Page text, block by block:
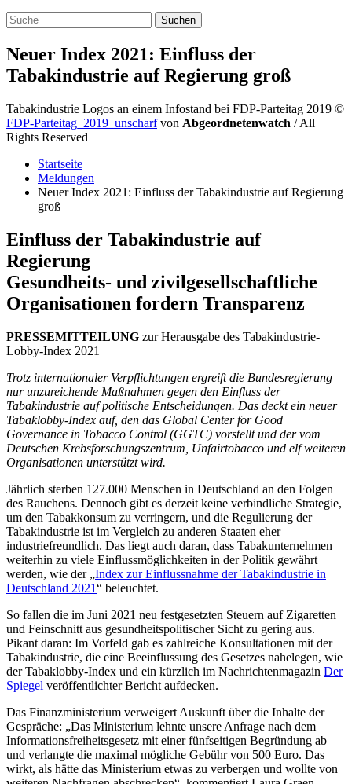
Neuer Index 2021: Einfluss der
Tabakindustrie auf Regierung groß
Tabakindustrie Logos an einem Infostand bei FDP-Parteitag 2019 ©
FDP-Parteitag_2019_unscharfvon Abgeordnetenwatch / All
Rights Reserved
Startseite
Meldungen
Neuer Index 2021: Einfluss der Tabakindustrie auf Regierung
groß
Einfluss der Tabakindustrie auf
Regierung
Gesundheits- und zivilgesellschaftliche
Organisationen fordern Transparenz
PRESSEMITTEILUNG zur Herausgabe des Tabakindustrie-
Lobby-Index 2021
Trotz internationaler Verpflichtungen ergreift die Bundesregierung
nur unzureichende Maßnahmen gegen den Einfluss der
Tabakindustrie auf politische Entscheidungen. Das deckt ein neuer
Tabaklobby-Index auf, den das Global Center for Good
Governance in Tobacco Control (GGTC) vorstellt und der vom
Deutschen Krebsforschungszentrum, Unfairtobacco und elf weiteren
Organisationen unterstützt wird.
Jährlich sterben 127.000 Menschen in Deutschland an den Folgen
des Rauchens. Dennoch gibt es derzeit keine verbindliche Strategie,
um den Tabakkonsum zu verringern, und die Regulierung der
Tabakindustrie ist im Vergleich zu anderen Staaten eher
industriefreundlich. Das liegt auch daran, dass Tabakunternehmen
weiterhin zu viele Einflussmöglichkeiten in der Politik gewährt
werden, wie der „Index zur Einflussnahme der Tabakindustrie in
Deutschland 2021“ beleuchtet.
So fallen die im Juni 2021 neu festgesetzten Steuern auf Zigaretten
und Feinschnitt aus gesundheitspolitischer Sicht zu gering aus.
Pikant daran: Im Vorfeld gab es zahlreiche Konsultationen mit der
Tabakindustrie, die eine Beeinflussung des Gesetzes nahelegen, wie
der Tabaklobby-Index und ein kürzlich im Nachrichtenmagazin Der
Spiegel veröffentlichter Bericht aufdecken.
Das Finanzministerium verweigert Auskunft über die Inhalte der
Gespräche: „Das Ministerium lehnte unsere Anfrage nach dem
Informationsfreiheitsgesetz mit einer fünfseitigen Begründung ab
und verlangte die maximal mögliche Gebühr von 500 Euro. Das
wirkt, als hätte das Ministerium etwas zu verbergen und wollte von